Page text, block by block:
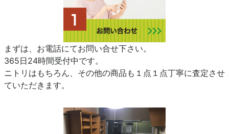
まずは、お電話にてお問い合せ下さい。
365日24時間受付中です。
ニトリはもちろん、その他の商品も１点１点丁寧に査定させ
ていただきます。